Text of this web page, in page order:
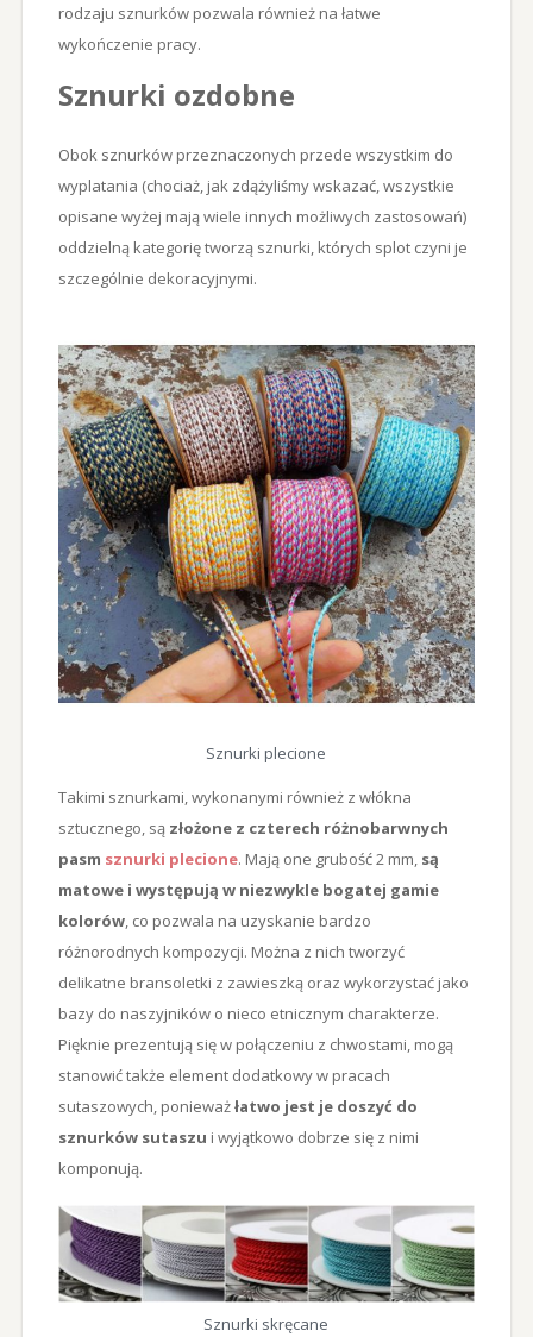
rodzaju sznurków pozwala również na łatwe
wykończenie pracy.
Sznurki ozdobne
Obok sznurków przeznaczonych przede wszystkim do
wyplatania (chociaż, jak zdążyliśmy wskazać, wszystkie
opisane wyżej mają wiele innych możliwych zastosowań)
oddzielną kategorię tworzą sznurki, których splot czyni je
szczególnie dekoracyjnymi.
Sznurki plecione
Takimi sznurkami, wykonanymi również z włókna
sztucznego, są złożone z czterech różnobarwnych
pasm sznurki plecione. Mają one grubość 2 mm, są
matowe i występują w niezwykle bogatej gamie
kolorów, co pozwala na uzyskanie bardzo
różnorodnych kompozycji. Można z nich tworzyć
delikatne bransoletki z zawieszką oraz wykorzystać jako
bazy do naszyjników o nieco etnicznym charakterze.
Pięknie prezentują się w połączeniu z chwostami, mogą
stanowić także element dodatkowy w pracach
sutaszowych, ponieważłatwo jest je doszyć do
sznurków sutaszu i wyjątkowo dobrze się z nimi
komponują.
Sznurki skręcane